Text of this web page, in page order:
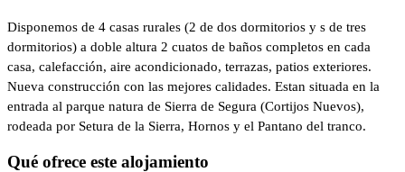
Disponemos de 4 casas rurales (2 de dos dormitorios y s de tres
dormitorios) a doble altura 2 cuatos de baños completos en cada
casa, calefacción, aire acondicionado, terrazas, patios exteriores.
Nueva construcción con las mejores calidades. Estan situada en la
entrada al parque natura de Sierra de Segura (Cortijos Nuevos),
rodeada por Setura de la Sierra, Hornos y el Pantano del tranco.
Qué ofrece este alojamiento